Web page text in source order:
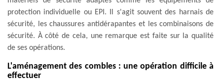
protection individuelle ou EPI. Il s'agit souvent des harnais de
sécurité, les chaussures antidérapantes et les combinaisons de
sécurité. À côté de cela, une remarque est faite sur la qualité
de ses opérations.
L'aménagement des combles : une opération difficile à
effectuer